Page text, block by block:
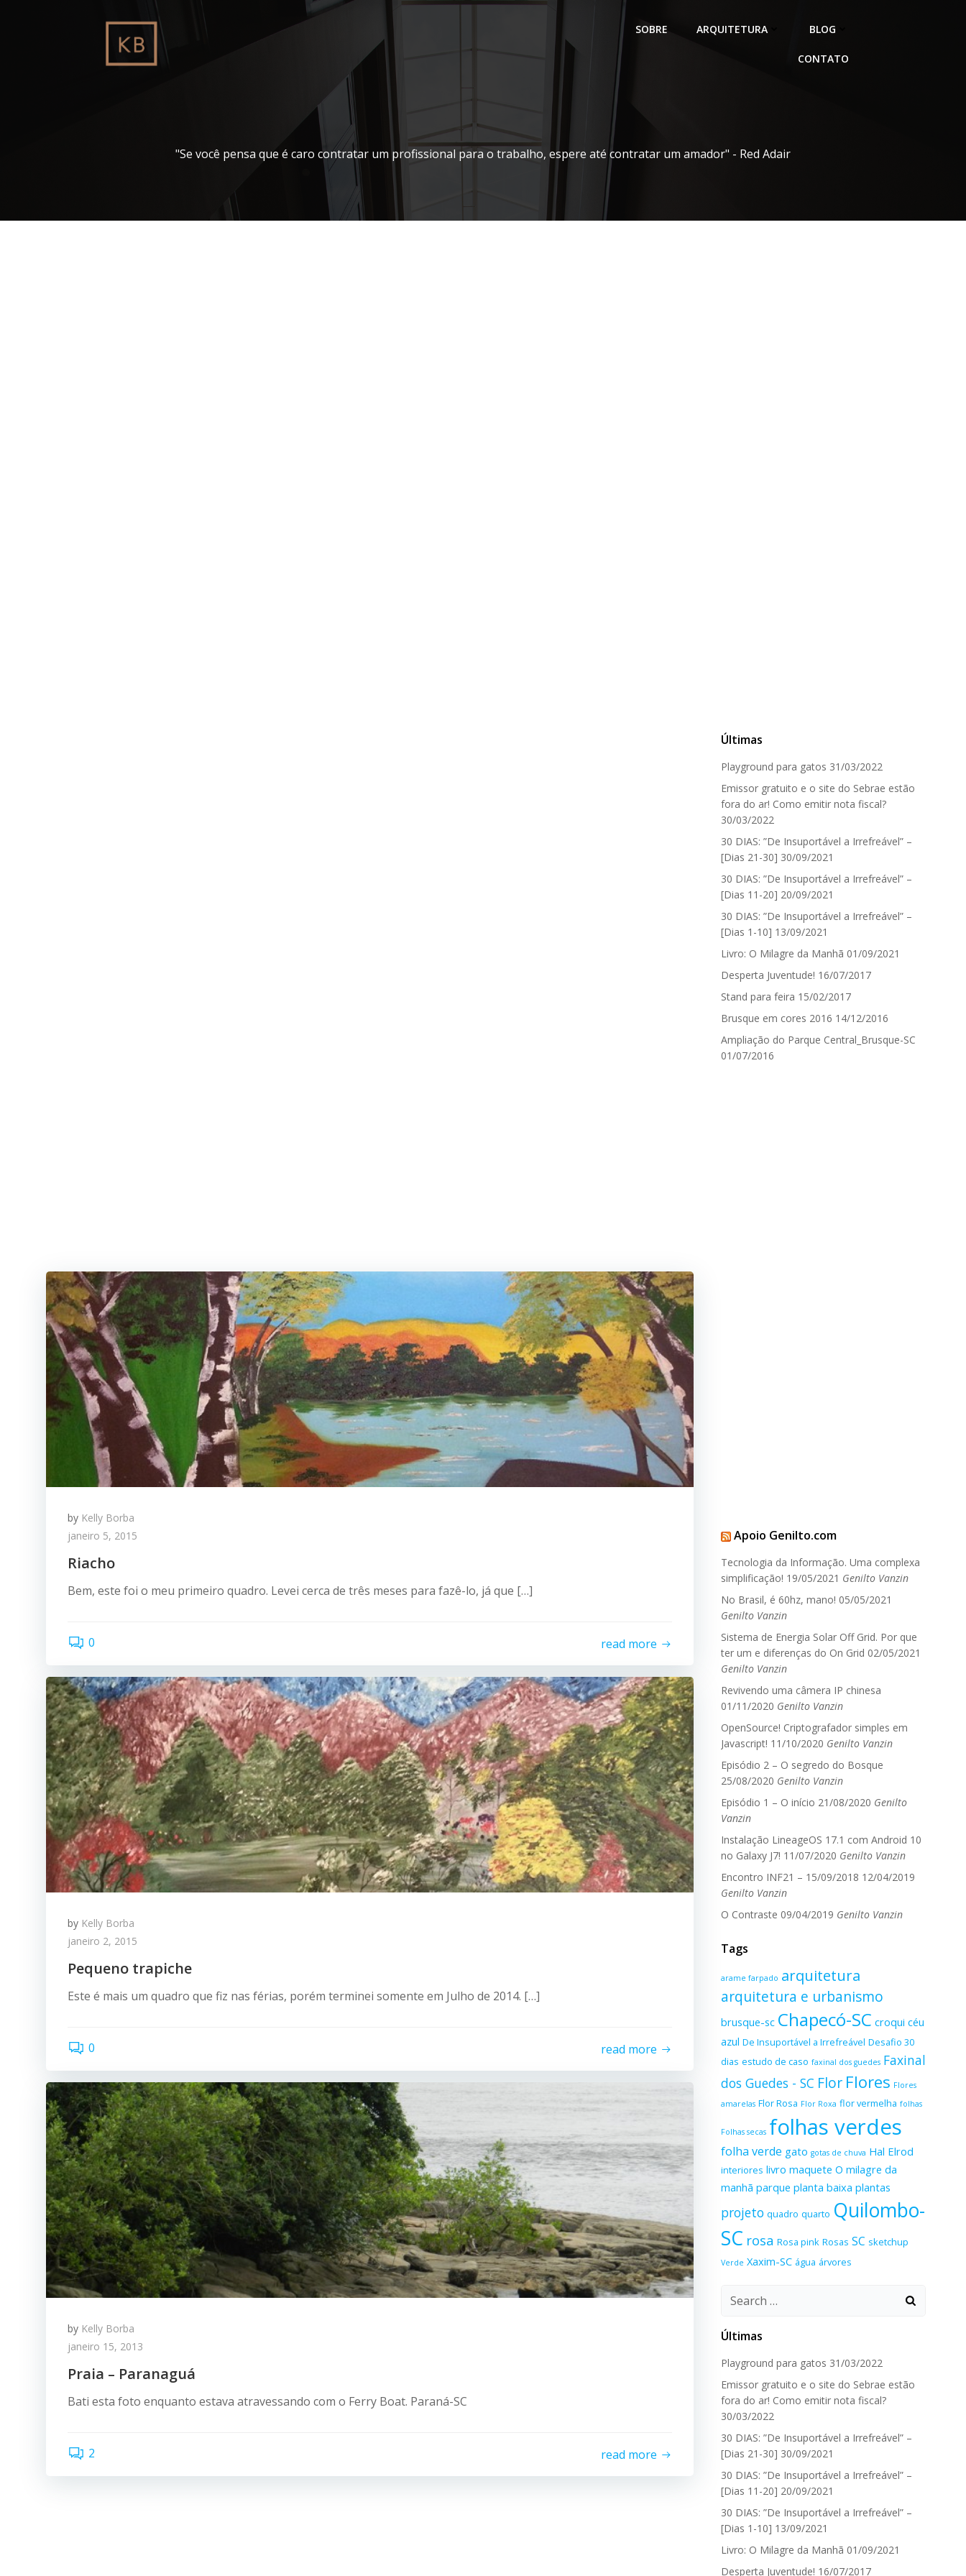
SOBRE ARQUITETURA BLOG
CONTATO
"Se você pensa que é caro contratar um profissional para o trabalho, espere até contratar um amador" - Red Adair
by Kelly Borba
janeiro 5, 2015
Riacho
Bem, este foi o meu primeiro quadro. Levei cerca de três meses para fazê-lo, já que […]
0 read more
by Kelly Borba
janeiro 2, 2015
Pequeno trapiche
Este é mais um quadro que fiz nas férias, porém terminei somente em Julho de 2014. […]
0 read more
by Kelly Borba
janeiro 15, 2013
Praia – Paranaguá
Bati esta foto enquanto estava atravessando com o Ferry Boat. Paraná-SC
2 read more
Últimas
Playground para gatos 31/03/2022
Emissor gratuito e o site do Sebrae estão
fora do ar! Como emitir nota fiscal?
30/03/2022
30 DIAS: ”De Insuportável a Irrefreável” –
[Dias 21-30] 30/09/2021
30 DIAS: ”De Insuportável a Irrefreável” –
[Dias 11-20] 20/09/2021
30 DIAS: ”De Insuportável a Irrefreável” –
[Dias 1-10] 13/09/2021
Livro: O Milagre da Manhã 01/09/2021
Desperta Juventude! 16/07/2017
Stand para feira 15/02/2017
Brusque em cores 2016 14/12/2016
Ampliação do Parque Central_Brusque-SC
01/07/2016
Apoio Genilto.com
Tecnologia da Informação. Uma complexa
simplificação! 19/05/2021 Genilto Vanzin
No Brasil, é 60hz, mano! 05/05/2021
Genilto Vanzin
Sistema de Energia Solar Off Grid. Por que
ter um e diferenças do On Grid 02/05/2021
Genilto Vanzin
Revivendo uma câmera IP chinesa
01/11/2020 Genilto Vanzin
OpenSource! Criptografador simples em
Javascript! 11/10/2020 Genilto Vanzin
Episódio 2 – O segredo do Bosque
25/08/2020 Genilto Vanzin
Episódio 1 – O início 21/08/2020 Genilto
Vanzin
Instalação LineageOS 17.1 com Android 10
no Galaxy J7! 11/07/2020 Genilto Vanzin
Encontro INF21 – 15/09/2018 12/04/2019
Genilto Vanzin
O Contraste 09/04/2019 Genilto Vanzin
Tags
arame farpado arquitetura
arquitetura e urbanismo
brusque-sc Chapecó-SC croqui céu
azul De Insuportável a Irrefreável Desafio 30
dias estudo de caso faxinal dos guedes Faxinal
dos Guedes - SC Flor Flores Flores
amarelas Flor Rosa Flor Roxa flor vermelha folhas
Folhas secas folhas verdes
folha verde gato gotas de chuva Hal Elrod
interiores livro maquete O milagre da
manhã parque planta baixa plantas
projeto quadro quarto Quilombo-
SC rosa Rosa pink Rosas SC sketchup
Verde Xaxim-SC água árvores
Search
Últimas
Playground para gatos 31/03/2022
Emissor gratuito e o site do Sebrae estão
fora do ar! Como emitir nota fiscal?
30/03/2022
30 DIAS: ”De Insuportável a Irrefreável” –
[Dias 21-30] 30/09/2021
30 DIAS: ”De Insuportável a Irrefreável” –
[Dias 11-20] 20/09/2021
30 DIAS: ”De Insuportável a Irrefreável” –
[Dias 1-10] 13/09/2021
Livro: O Milagre da Manhã 01/09/2021
Desperta Juventude! 16/07/2017